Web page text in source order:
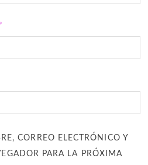
*
CORREO ELECTRÓNICO Y
PARA LA PRÓXIMA